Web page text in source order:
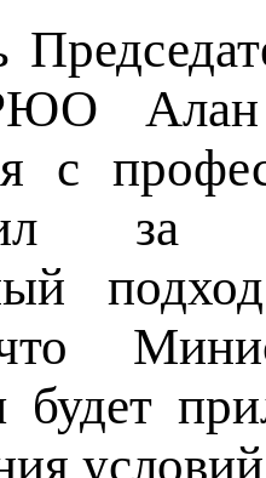
Алан
с
будет